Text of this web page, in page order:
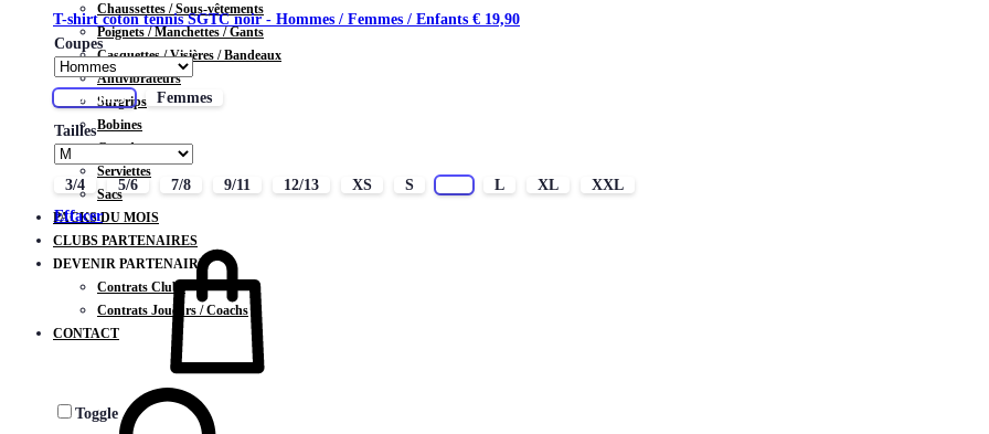
Chaussettes / Sous-vêtements
Poignets / Manchettes / Gants
Casquettes / Visières / Bandeaux
Antivibrateurs
Surgrips
Bobines
Gourdes
Serviettes
Sacs
PACKS DU MOIS
CLUBS PARTENAIRES
DEVENIR PARTENAIRE
Contrats Clubs
Contrats Joueurs / Coachs
CONTACT
T-shirt coton tennis SGTC noir - Hommes / Femmes / Enfants € 19,90
Coupes
Hommes
Femmes
Tailles
3/4 5/6 7/8 9/11 12/13 XS S L XL
XXL
Effacer
Toggle